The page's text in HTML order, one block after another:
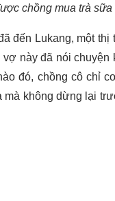
chồng mua trà
đến Lukang, một
này đã nói
đó, chồng cô chỉ
không dừng lại